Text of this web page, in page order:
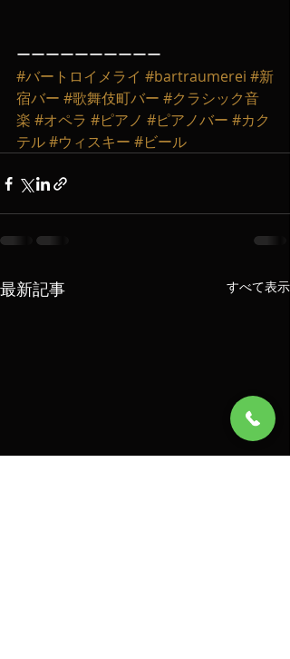
ーーーーーーーーーー
#バートロイメライ #bartraumerei #新
宿バー #歌舞伎町バー #クラシック音
楽 #オペラ #ピアノ #ピアノバー #カク
テル#ウィスキー #ビール
最新記事 すべて表示